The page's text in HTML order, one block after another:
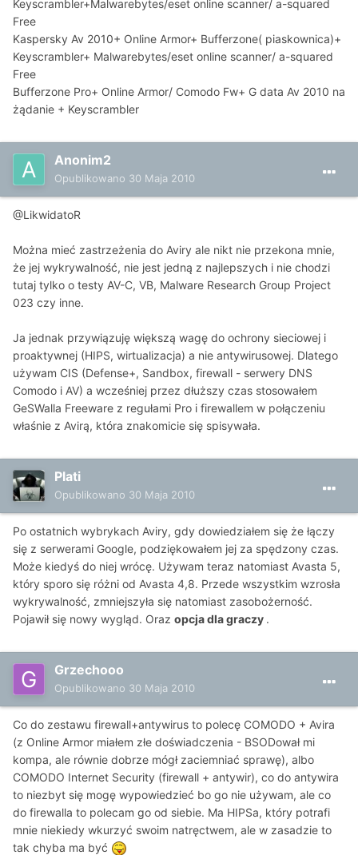
Keyscrambler+Malwarebytes/eset online scanner/ a-squared
Free
Kaspersky Av 2010+ Online Armor+ Bufferzone( piaskownica)+
Keyscrambler+ Malwarebytes/eset online scanner/ a-squared
Free
Bufferzone Pro+ Online Armor/ Comodo Fw+ G data Av 2010 na
żądanie + Keyscrambler
Anonim2
Opublikowano 30 Maja 2010
@LikwidatoR
Można mieć zastrzeżenia do Aviry ale nikt nie przekona mnie,
że jej wykrywalność, nie jest jedną z najlepszych i nie chodzi
tutaj tylko o testy AV-C, VB, Malware Research Group Project
023 czy inne.
Ja jednak przywiązuję większą wagę do ochrony sieciowej i
proaktywnej (HIPS, wirtualizacja) a nie antywirusowej. Dlatego
używam CIS (Defense+, Sandbox, firewall - serwery DNS
Comodo i AV) a wcześniej przez dłuższy czas stosowałem
GeSWalla Freeware z regułami Pro i firewallem w połączeniu
właśnie z Avirą, która znakomicie się spisywała.
Plati
Opublikowano 30 Maja 2010
Po ostatnich wybrykach Aviry, gdy dowiedziałem się że łączy
się z serwerami Google, podziękowałem jej za spędzony czas.
Może kiedyś do niej wrócę. Używam teraz natomiast Avasta 5,
który sporo się różni od Avasta 4,8. Przede wszystkim wzrosła
wykrywalność, zmniejszyła się natomiast zasobożerność.
Pojawił się nowy wygląd. Oraz opcja dla graczy .
Grzechooo
Opublikowano 30 Maja 2010
Co do zestawu firewall+antywirus to polecę COMODO + Avira
(z Online Armor miałem złe doświadczenia - BSODował mi
kompa, ale równie dobrze mógł zaciemniać sprawę), albo
COMODO Internet Security (firewall + antywir), co do antywira
to niezbyt się mogę wypowiedzieć bo go nie używam, ale co
do firewalla to polecam go od siebie. Ma HIPSa, który potrafi
mnie niekiedy wkurzyć swoim natręctwem, ale w zasadzie to
tak chyba ma być